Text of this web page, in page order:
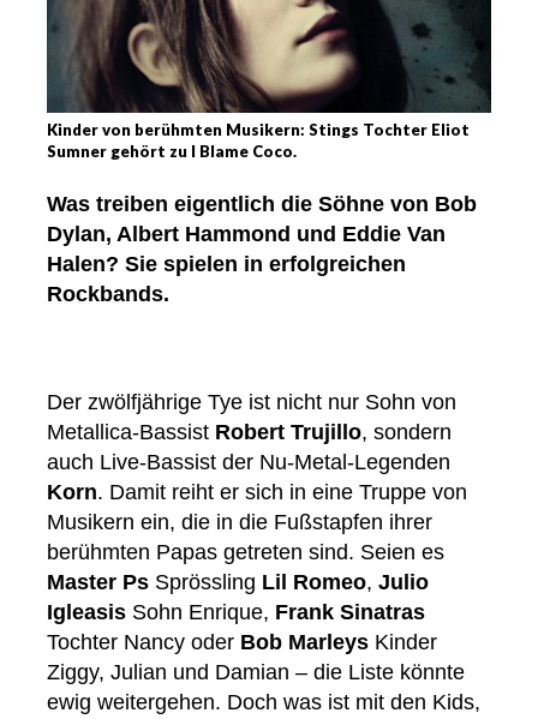
Kinder von berühmten Musikern: Stings Tochter Eliot
Sumner gehört zu I Blame Coco.
Was treiben eigentlich die Söhne von Bob
Dylan, Albert Hammond und Eddie Van
Halen? Sie spielen in erfolgreichen
Rockbands.
Der zwölfjährige Tye ist nicht nur Sohn von
Metallica-Bassist Robert Trujillo, sondern
auch Live-Bassist der Nu-Metal-Legenden
Korn. Damit reiht er sich in eine Truppe von
Musikern ein, die in die Fußstapfen ihrer
berühmten Papas getreten sind. Seien es
Master Ps Sprössling Lil Romeo, Julio
Igleasis Sohn Enrique, Frank Sinatras
Tochter Nancy oder Bob Marleys Kinder
Ziggy, Julian und Damian – die Liste könnte
ewig weitergehen. Doch was ist mit den Kids,